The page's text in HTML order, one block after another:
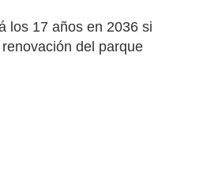
los 17 años en 2036 si
del parque